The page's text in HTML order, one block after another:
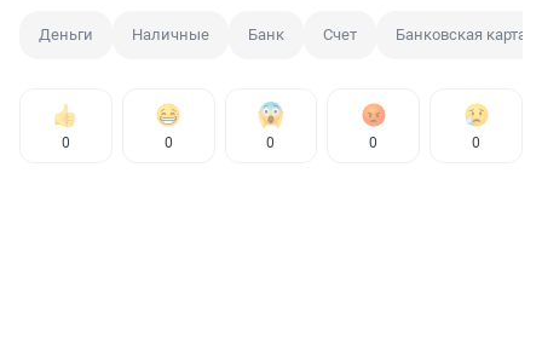
Деньги Наличные Банк Счет Банковская карта
0 0 0 0 0